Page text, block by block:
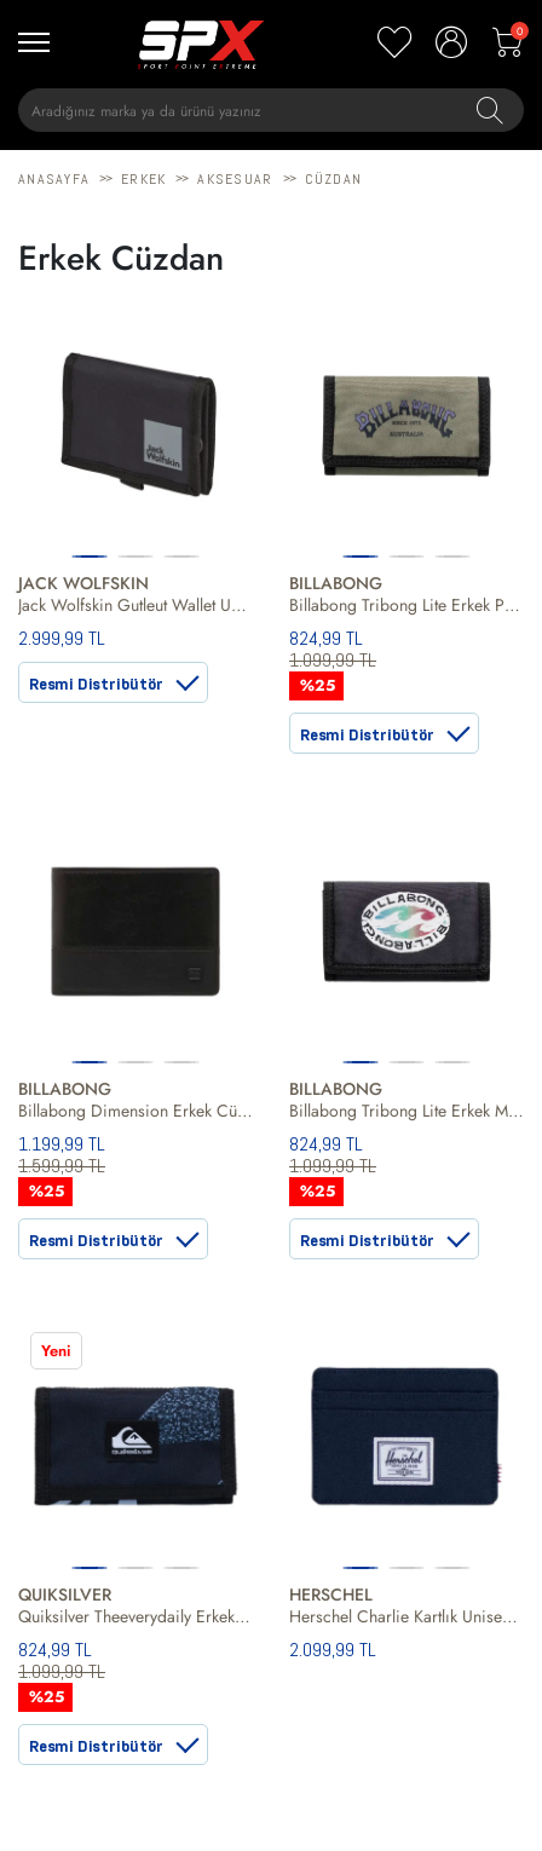
0
ANASAYFA >> ERKEK >> AKSESUAR >> CÜZDAN
Erkek Cüzdan
JACK WOLFSKIN
Jack Wolfskin Gutleut Wallet Unisex Cüzdan
2.999,99 TL
Resmi Distribütör
BILLABONG
Billabong Tribong Lite Erkek Pembe Cüzdan
824,99 TL
1.099,99 TL
%25
Resmi Distribütör
BILLABONG
Billabong Dimension Erkek Cüzdan
1.199,99 TL
1.599,99 TL
%25
Resmi Distribütör
BILLABONG
Billabong Tribong Lite Erkek Mavi Cüzdan
824,99 TL
1.099,99 TL
%25
Resmi Distribütör
Yeni
QUIKSILVER
Quiksilver Theeverydaily Erkek Siyah Cüzdan
824,99 TL
1.099,99 TL
%25
Resmi Distribütör
HERSCHEL
Herschel Charlie Kartlık Unisex Cüzdan
2.099,99 TL